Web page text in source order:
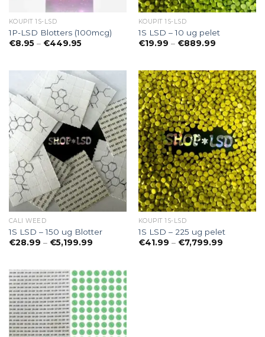
KOUPIT 1S-LSD
1P-LSD Blotters (100mcg)
€8.95 – €449.95Preisspanne:
KOUPIT 1S-LSD
1S LSD – 10 ug pelet
€19.99 – €889.99
CALI WEED
1S LSD – 150 ug Blotter
€28.99 – €5,199.99Preisspanne:
KOUPIT 1S-LSD
1S LSD – 225 ug pelet
€41.99 – €7,799.99